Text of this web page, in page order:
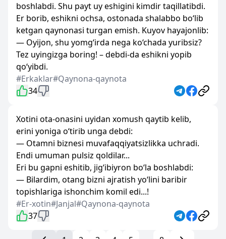
boshlabdi. Shu payt uy eshigini kimdir taqillatibdi.
Er borib, eshikni ochsa, ostonada shalabbo bo‘lib
ketgan qaynonasi turgan emish. Kuyov hayajonlib:
— Oyijon, shu yomg‘irda nega ko‘chada yuribsiz?
Tez uyingizga boring! – debdi-da eshikni yopib
qo‘yibdi.
#Erkaklar#Qaynona-qaynota
34
Xotini ota-onasini uyidan xomush qaytib kelib,
erini yoniga o‘tirib unga debdi:
— Otamni biznesi muvafaqqiyatsizlikka uchradi.
Endi umuman pulsiz qoldilar...
Eri bu gapni eshitib, jig‘ibiyron bo‘la boshlabdi:
— Bilardim, otang bizni ajratish yo‘lini baribir
topishlariga ishonchim komil edi...!
#Er-xotin#Janjal#Qaynona-qaynota
37